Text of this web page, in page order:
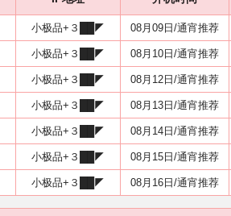
小极品+３██◤ 08月09日/通宵推荐
小极品+３██◤ 08月10日/通宵推荐
小极品+３██◤ 08月12日/通宵推荐
小极品+３██◤ 08月13日/通宵推荐
小极品+３██◤ 08月14日/通宵推荐
小极品+３██◤ 08月15日/通宵推荐
小极品+３██◤ 08月16日/通宵推荐